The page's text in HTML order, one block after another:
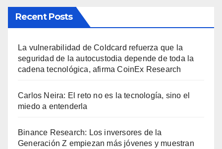
Recent Posts
La vulnerabilidad de Coldcard refuerza que la
seguridad de la autocustodia depende de toda la
cadena tecnológica, afirma CoinEx Research
Carlos Neira: El reto no es la tecnología, sino el
miedo a entenderla
Binance Research: Los inversores de la
Generación Z empiezan más jóvenes y muestran